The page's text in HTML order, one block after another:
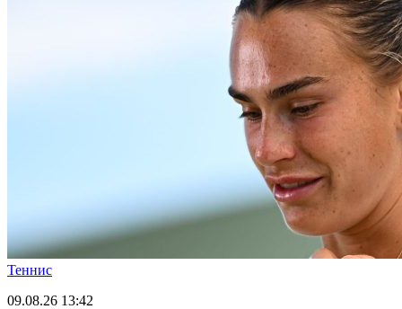
Теннис
09.08.26 13:42